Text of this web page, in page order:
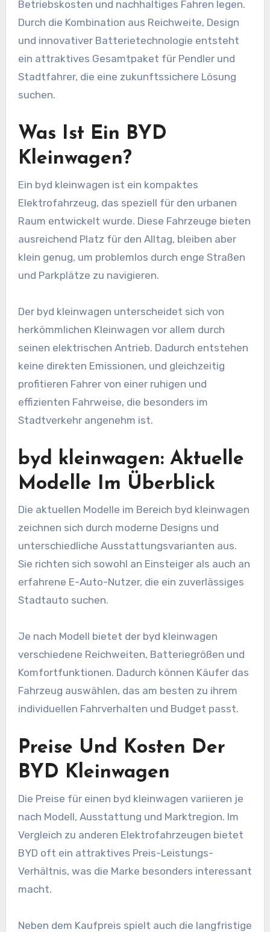
Betriebskosten und nachhaltiges Fahren legen.
Durch die Kombination aus Reichweite, Design
und innovativer Batterietechnologie entsteht
ein attraktives Gesamtpaket für Pendler und
Stadtfahrer, die eine zukunftssichere Lösung
suchen.
Was Ist Ein BYD
Kleinwagen?
Ein byd kleinwagen ist ein kompaktes
Elektrofahrzeug, das speziell für den urbanen
Raum entwickelt wurde. Diese Fahrzeuge bieten
ausreichend Platz für den Alltag, bleiben aber
klein genug, um problemlos durch enge Straßen
und Parkplätze zu navigieren.
Der byd kleinwagen unterscheidet sich von
herkömmlichen Kleinwagen vor allem durch
seinen elektrischen Antrieb. Dadurch entstehen
keine direkten Emissionen, und gleichzeitig
profitieren Fahrer von einer ruhigen und
effizienten Fahrweise, die besonders im
Stadtverkehr angenehm ist.
byd kleinwagen: Aktuelle
Modelle Im Überblick
Die aktuellen Modelle im Bereich byd kleinwagen
zeichnen sich durch moderne Designs und
unterschiedliche Ausstattungsvarianten aus.
Sie richten sich sowohl an Einsteiger als auch an
erfahrene E-Auto-Nutzer, die ein zuverlässiges
Stadtauto suchen.
Je nach Modell bietet der byd kleinwagen
verschiedene Reichweiten, Batteriegrößen und
Komfortfunktionen. Dadurch können Käufer das
Fahrzeug auswählen, das am besten zu ihrem
individuellen Fahrverhalten und Budget passt.
Preise Und Kosten Der
BYD Kleinwagen
Die Preise für einen byd kleinwagen variieren je
nach Modell, Ausstattung und Marktregion. Im
Vergleich zu anderen Elektrofahrzeugen bietet
BYD oft ein attraktives Preis-Leistungs-
Verhältnis, was die Marke besonders interessant
macht.
Neben dem Kaufpreis spielt auch die langfristige